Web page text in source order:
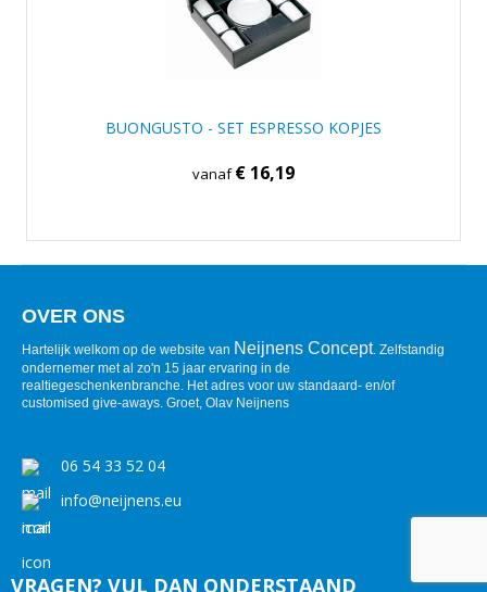
BUONGUSTO - SET ESPRESSO KOPJES
vanaf€ 16,19
OVER ONS
Hartelijk welkom op de website van Neijnens Concept. Zelfstandig
ondernemer met al zo'n 15 jaar ervaring in de
realtiegeschenkenbranche. Het adres voor uw standaard- en/of
customised give-aways. Groet, Olav Neijnens
06 54 33 52 04
info@neijnens.eu
VRAGEN? VUL DAN ONDERSTAAND